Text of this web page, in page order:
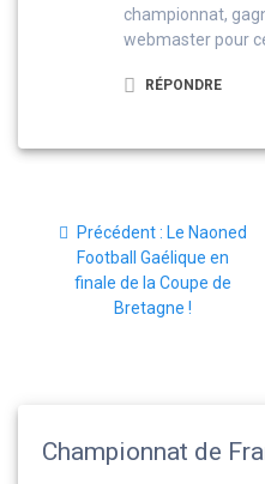
championnat,
webmaster pour
RÉPONDRE
l’article
Précédent : Article
précédent
:
Le Naoned
Football Gaélique en
finale de la Coupe de
Bretagne !
Championnat de